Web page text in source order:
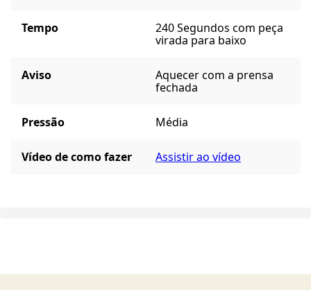
Tempo
240 Segundos com peça
virada para baixo
Aviso
Aquecer com a prensa
fechada
Pressão Média
Vídeo de como fazer Assistir ao vídeo